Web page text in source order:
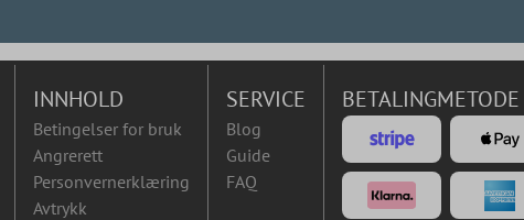
INNHOLD
Betingelser for bruk
Angrerett
Personvernerklæring
Avtrykk
SERVICE
Blog
Guide
FAQ
BETALINGMETODE